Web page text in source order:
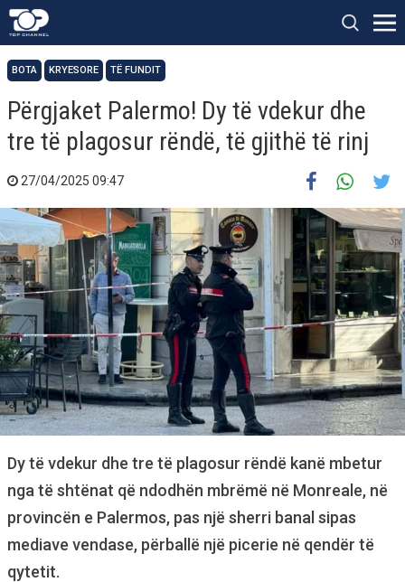
BOTA KRYESORE TË FUNDIT
Përgjaket Palermo! Dy të vdekur dhe
tre të plagosur rëndë, të gjithë të rinj
27/04/2025 09:47
Dy të vdekur dhe tre të plagosur rëndë kanë mbetur
nga të shtënat që ndodhën mbrëmë në Monreale, në
provincën e Palermos, pas një sherri banal sipas
mediave vendase, përballë një picerie në qendër të
qytetit.